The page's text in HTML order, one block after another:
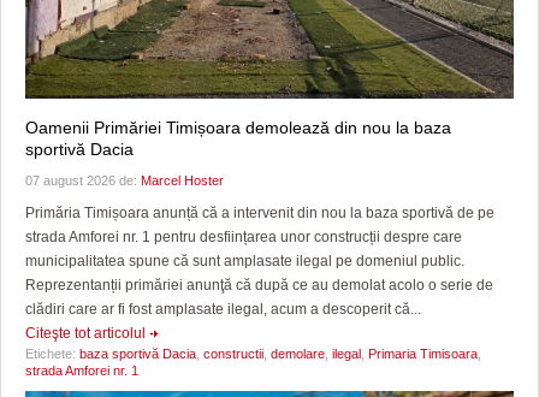
Oamenii Primăriei Timișoara demolează din nou la baza
sportivă Dacia
07 august 2026 de: Marcel Hoster
Primăria Timișoara anunță că a intervenit din nou la baza sportivă de pe
strada Amforei nr. 1 pentru desființarea unor construcții despre care
municipalitatea spune că sunt amplasate ilegal pe domeniul public.
Reprezentanții primăriei anunţă că după ce au demolat acolo o serie de
clădiri care ar fi fost amplasate ilegal, acum a descoperit că...
Citeşte tot articolul
Etichete: baza sportivă Dacia constructii demolare ilegal Primaria Timisoara
strada Amforei nr. 1